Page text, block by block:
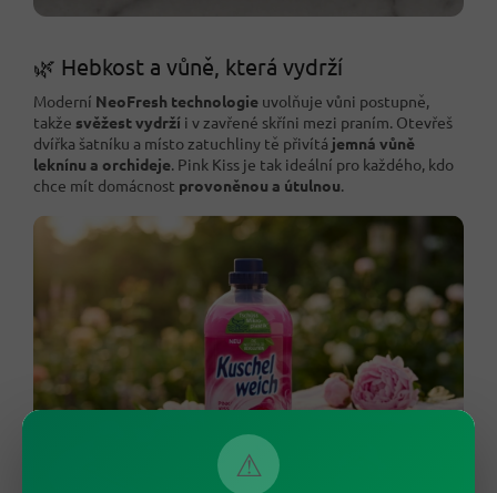
⚠
🌿 Hebkost a vůně, která vydrží
Moderní NeoFresh technologie uvolňuje vůni postupně,
takže svěžest vydrží i v zavřené skříni mezi praním. Otevřeš
dvířka šatníku a místo zatuchliny tě přivítá jemná vůně
leknínu a orchideje. Pink Kiss je tak ideální pro každého, kdo
chce mít domácnost provoněnou a útulnou.